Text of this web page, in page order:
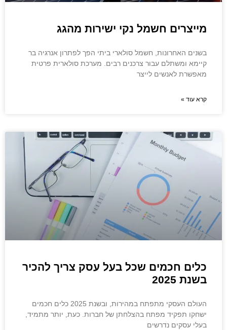
מייצרים חשמל נקי ישירות מהגג
בשנים האחרונות, חשמל סולארי ביתי הפך לפתרון אנרגיה בר
קיימא ומשתלם עבור צרכנים רבים. מערכת סולארית פרטית
מאפשרת לאנשים לייצר
קרא עוד »
כלים חכמים שכל בעל עסק צריך להכיר
בשנת 2025
העולם העסקי מתפתח במהירות, ובשנת 2025 כלים חכמים
ישחקו תפקיד מפתח בהצלחתן של חברות. כעת, יותר מתמיד,
בעלי עסקים נדרשים